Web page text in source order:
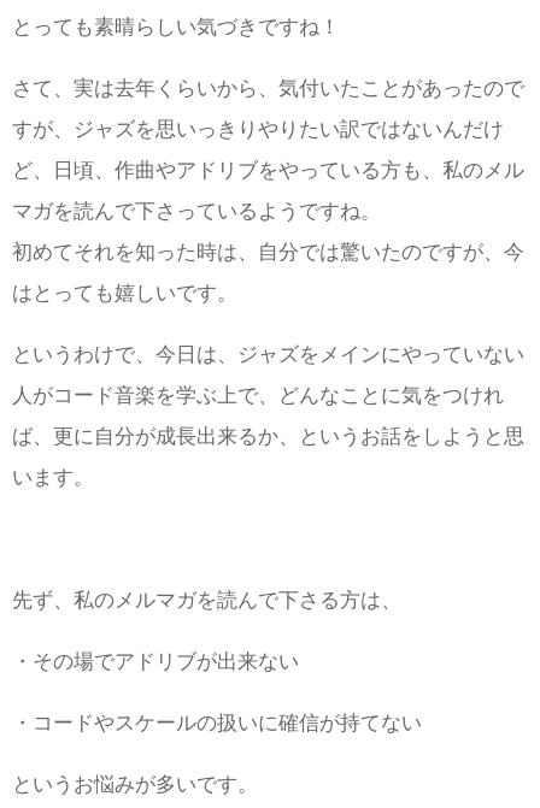
とっても素晴らしい気づきですね！
さて、実は去年くらいから、気付いたことがあったので
すが、ジャズを思いっきりやりたい訳ではないんだけ
ど、日頃、作曲やアドリブをやっている方も、私のメル
マガを読んで下さっているようですね。
初めてそれを知った時は、自分では驚いたのですが、今
はとっても嬉しいです。
というわけで、今日は、ジャズをメインにやっていない
人がコード音楽を学ぶ上で、どんなことに気をつけれ
ば、更に自分が成長出来るか、というお話をしようと思
います。
先ず、私のメルマガを読んで下さる方は、
・その場でアドリブが出来ない
・コードやスケールの扱いに確信が持てない
というお悩みが多いです。